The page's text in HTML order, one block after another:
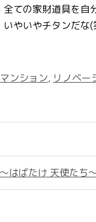
ての家財道具を自
やいやチタンだな(
マンション, リノベー
はばたけ 天使たち